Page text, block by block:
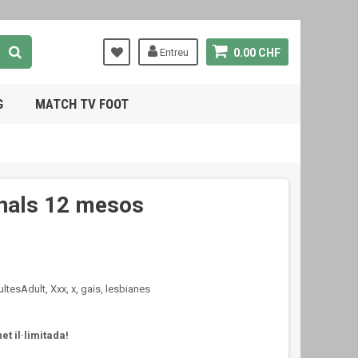
0.00 CHF
Entreu
MATCH TV FOOT
12 mesos
Xxx, x, gais, lesbianes
il·limitada!